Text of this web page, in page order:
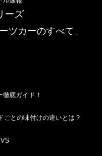
ーズ
ツカーのすべて」
底ガイド！
ごとの味付けの違いとは？